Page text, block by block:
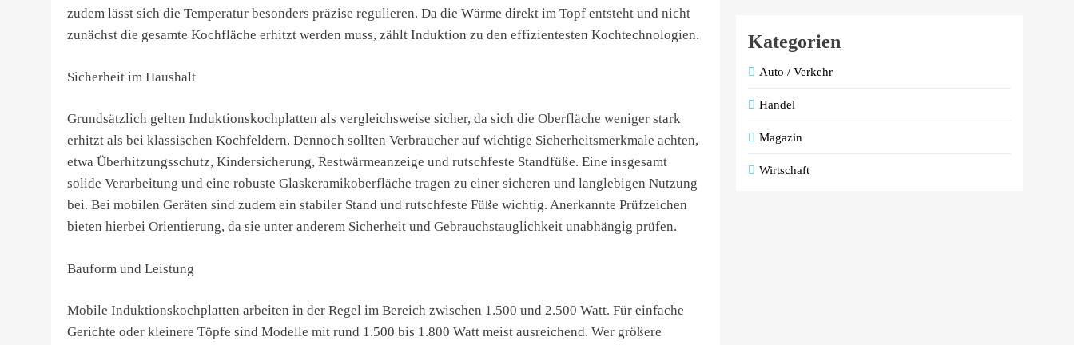
zudem lässt sich die Temperatur besonders präzise regulieren. Da die Wärme direkt im Topf entsteht und nicht
zunächst die gesamte Kochfläche erhitzt werden muss, zählt Induktion zu den effizientesten Kochtechnologien.
Sicherheit im Haushalt
Grundsätzlich gelten Induktionskochplatten als vergleichsweise sicher, da sich die Oberfläche weniger stark
erhitzt als bei klassischen Kochfeldern. Dennoch sollten Verbraucher auf wichtige Sicherheitsmerkmale achten,
etwa Überhitzungsschutz, Kindersicherung, Restwärmeanzeige und rutschfeste Standfüße. Eine insgesamt
solide Verarbeitung und eine robuste Glaskeramikoberfläche tragen zu einer sicheren und langlebigen Nutzung
bei. Bei mobilen Geräten sind zudem ein stabiler Stand und rutschfeste Füße wichtig. Anerkannte Prüfzeichen
bieten hierbei Orientierung, da sie unter anderem Sicherheit und Gebrauchstauglichkeit unabhängig prüfen.
Bauform und Leistung
Mobile Induktionskochplatten arbeiten in der Regel im Bereich zwischen 1.500 und 2.500 Watt. Für einfache
Gerichte oder kleinere Töpfe sind Modelle mit rund 1.500 bis 1.800 Watt meist ausreichend. Wer größere
Kategorien
Auto / Verkehr
Handel
Magazin
Wirtschaft